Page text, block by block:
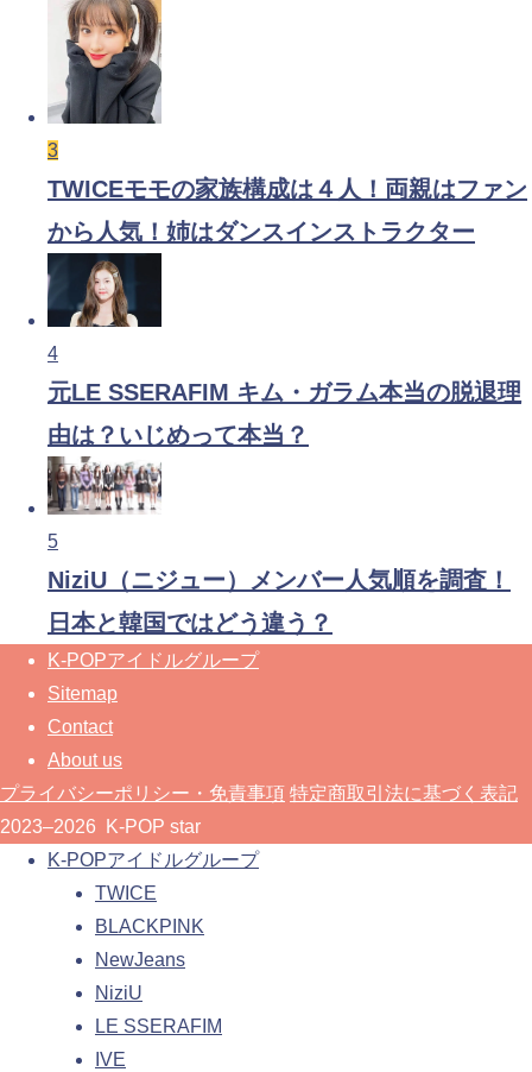
3
TWICEモモの家族構成は４人！両親はファン
から人気！姉はダンスインストラクター
4
元LE SSERAFIM キム・ガラム本当の脱退理
由は？いじめって本当？
5
NiziU（ニジュー）メンバー人気順を調査！
日本と韓国ではどう違う？
K-POPアイドルグループ
Sitemap
Contact
About us
プライバシーポリシー・免責事項 特定商取引法に基づく表記
2023–2026 K-POP star
K-POPアイドルグループ
TWICE
BLACKPINK
NewJeans
NiziU
LE SSERAFIM
IVE